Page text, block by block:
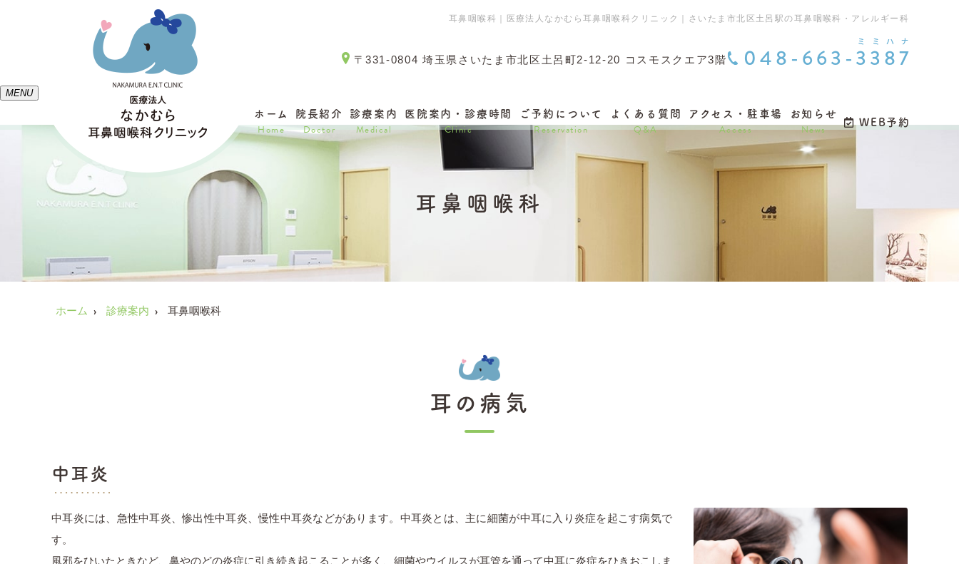
耳鼻咽喉科｜医療法人なかむら耳鼻咽喉科クリニック｜さいたま市北区土呂駅の耳鼻咽喉科・アレルギー科
〒331-0804 埼玉県さいたま市北区土呂町2-12-20 コスモスクエア3階 048-663-3387
MENU
ホーム
Home
院長紹介
Doctor
診療案内
Medical
医院案内・診療時間
Clinic
ご予約について
Reservation
よくある質問
Q&A
アクセス・駐車場
Access
お知らせ
News
WEB予約
耳鼻咽喉科
ホーム 診療案内 耳鼻咽喉科
耳の病気
中耳炎
中耳炎には、急性中耳炎、惨出性中耳炎、慢性中耳炎などがあります。中耳炎とは、主に細菌が中耳に入り炎症を起こす病気で
す。
風邪をひいたときなど、鼻やのどの炎症に引き続き起こることが多く、細菌やウイルスが耳管を通って中耳に炎症をひきおこしま